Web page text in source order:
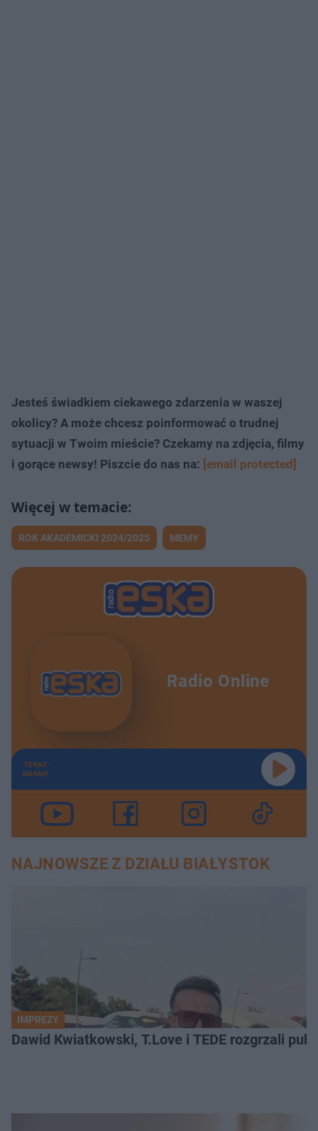
Jesteś świadkiem ciekawego zdarzenia w waszej
okolicy? A może chcesz poinformować o trudnej
sytuacji w Twoim mieście? Czekamy na zdjęcia, filmy
i gorące newsy! Piszcie do nas na: [email protected]
ROK AKADEMICKI 2024/2025 MEMY
Radio Online
TERAZ
GRAMY
NAJNOWSZE Z DZIAŁU BIAŁYSTOK
IMPREZY
Dawid Kwiatkowski, T.Love i TEDE rozgrzali